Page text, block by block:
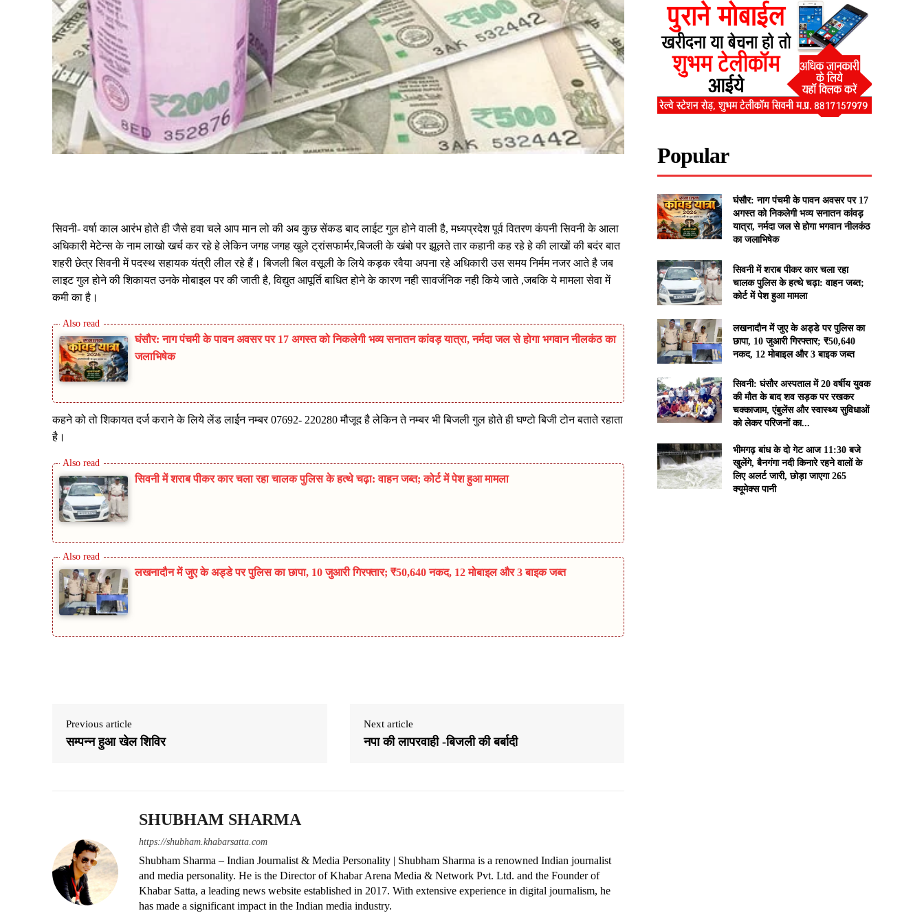
सिवनी- वर्षा काल आरंभ होते ही जैसे हवा चले आप मान लो की अब कुछ सेंकड बाद लाईट गुल होने वाली है, मध्यप्रदेश पूर्व वितरण कंपनी सिवनी के आला
अधिकारी मेटेन्स के नाम लाखो खर्च कर रहे हे लेकिन जगह जगह खुले ट्रांसफार्मर,बिजली के खंबो पर झूलते तार कहानी कह रहे हे की लाखों की बदंर बात
शहरी छेत्र सिवनी में पदस्थ सहायक यंत्री लील रहे हैं। बिजली बिल वसूली के लिये कड़क रवैया अपना रहे अधिकारी उस समय निर्मम नजर आते है जब
लाइट गुल होने की शिकायत उनके मोबाइल पर की जाती है, विद्युत आपूर्ति बाधित होने के कारण नही सावर्जनिक नही किये जाते ,जबकि ये मामला सेवा में
कमी का है।
घंसौर: नाग पंचमी के पावन अवसर पर 17 अगस्त को निकलेगी भव्य सनातन कांवड़ यात्रा, नर्मदा जल से होगा भगवान नीलकंठ का
जलाभिषेक
कहने को तो शिकायत दर्ज कराने के लिये लेंड लाईन नम्बर 07692- 220280 मौजूद है लेकिन ते नम्बर भी बिजली गुल होते ही घण्टो बिजी टोन बताते रहाता
है।
सिवनी में शराब पीकर कार चला रहा चालक पुलिस के हत्थे चढ़ा: वाहन जब्त; कोर्ट में पेश हुआ मामला
लखनादौन में जुए के अड्डे पर पुलिस का छापा, 10 जुआरी गिरफ्तार; ₹50,640 नकद, 12 मोबाइल और 3 बाइक जब्त
Previous article
सम्पन्न हुआ खेल शिविर
Next article
नपा की लापरवाही -बिजली की बर्बादी
SHUBHAM SHARMA
https://shubham.khabarsatta.com
Shubham Sharma – Indian Journalist & Media Personality | Shubham Sharma is a renowned Indian journalist
and media personality. He is the Director of Khabar Arena Media & Network Pvt. Ltd. and the Founder of
Khabar Satta, a leading news website established in 2017. With extensive experience in digital journalism, he
has made a significant impact in the Indian media industry.
Popular
घंसौर: नाग पंचमी के पावन अवसर पर 17
अगस्त को निकलेगी भव्य सनातन कांवड़
यात्रा, नर्मदा जल से होगा भगवान नीलकंठ
का जलाभिषेक
सिवनी में शराब पीकर कार चला रहा
चालक पुलिस के हत्थे चढ़ा: वाहन जब्त;
कोर्ट में पेश हुआ मामला
लखनादौन में जुए के अड्डे पर पुलिस का
छापा, 10 जुआरी गिरफ्तार; ₹50,640
नकद, 12 मोबाइल और 3 बाइक जब्त
सिवनी: घंसौर अस्पताल में 20 वर्षीय युवक
की मौत के बाद शव सड़क पर रखकर
चक्काजाम, एंबुलेंस और स्वास्थ्य सुविधाओं
को लेकर परिजनों का...
भीमगढ़ बांध के दो गेट आज 11:30 बजे
खुलेंगे, बैनगंगा नदी किनारे रहने वालों के
लिए अलर्ट जारी, छोड़ा जाएगा 265
क्यूमेक्स पानी